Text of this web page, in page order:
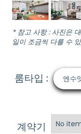
* 참고 사항 : 사진은
일이 조금씩 다를 수
룸타입 : 엔수
계약기
No